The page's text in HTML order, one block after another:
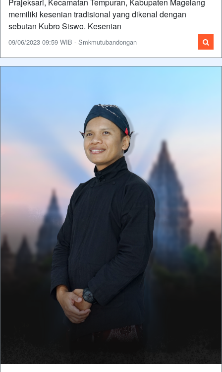
memiliki kesenian tradisional yang dikenal dengan
sebutan Kubro Siswo. Kesenian
09/06/2023 09:59 WIB - Smkmutubandongan